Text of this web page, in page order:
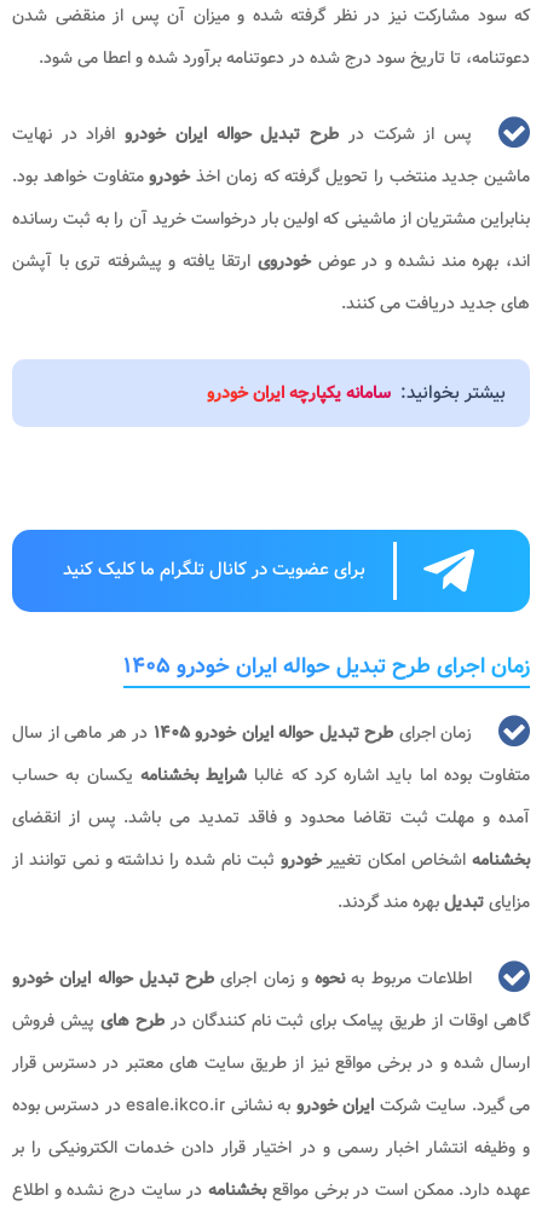
که سود مشارکت نیز در نظر گرفته شده و میزان آن پس از منقضی شدن
دعوتنامه، تا تاریخ سود درج شده در دعوتنامه برآورد شده و اعطا می شود.
پس از شرکت در طرح تبدیل حواله ایران خودروافراد در نهایت
ماشین جدید منتخب را تحویل گرفته که زمان اخذخودرومتفاوت خواهد بود.
بنابراین مشتریان از ماشینی که اولین بار درخواست خرید آن را به ثبت رسانده
اند، بهره مند نشده و در عوضخودروی ارتقا یافته و پیشرفته تری با آپشن
های جدید دریافت می کنند.
بیشتر بخوانید: سامانه یکپارچه ایران خودرو
برای عضویت در کانال تلگرام ما کلیک کنید
زمان اجرای طرح تبدیل حواله ایران خودرو ۱۴۰۵
زمان اجرای طرح تبدیل حواله ایران خودرو ۱۴۰۵
در هر ماهی از سال
متفاوت بوده اما باید اشاره کرد که غالبا شرایط بخشنامه یکسان به حساب
آمده و مهلت ثبت تقاضا محدود و فاقد تمدید می باشد. پس از انقضای
بخشنامه اشخاص امکان تغییرخودرو ثبت نام شده را نداشته و نمی توانند از
مزایایتبدیلبهره مند گردند.
اطلاعات مربوط بهنحوهو زمان اجرای طرح تبدیل حواله ایران خودرو
گاهی اوقات از طریق پیامک برای ثبت نام کنندگان در طرح های پیش فروش
ارسال شده و در برخی مواقع نیز از طریق سایت های معتبر در دسترس قرار
می گیرد. سایت شرکت ایران خودرو
به نشانی esale.ikco.ir در دسترس بوده
و وظیفه انتشار اخبار رسمی و در اختیار قرار دادن خدمات الکترونیکی را بر
عهده دارد. ممکن است در برخی مواقعبخشنامه در سایت درج نشده و اطلاع